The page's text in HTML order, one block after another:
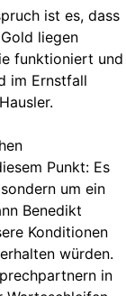
ist es, dass
liegen
funktioniert und
im Ernstfall
Punkt: Es
um ein
Benedikt
Konditionen
würden.
in